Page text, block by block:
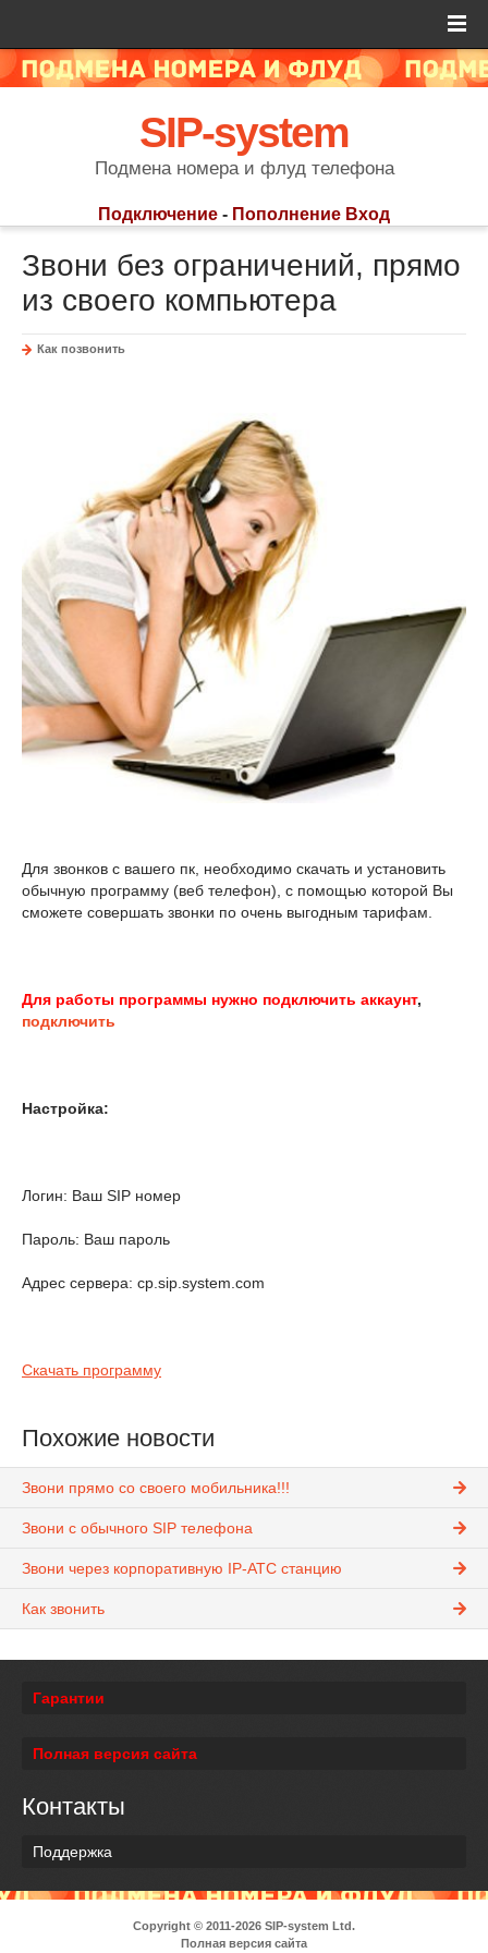
SIP-system
Подмена номера и флуд телефона
Подключение - Пополнение Вход
Звони без ограничений, прямо
из своего компьютера
Как позвонить
Для звонков с вашего пк, необходимо скачать и установить
обычную программу (веб телефон), с помощью которой Вы
сможете совершать звонки по очень выгодным тарифам.
Для работы программы нужно подключить аккаунт,
подключить
Настройка:
Логин: Ваш SIP номер
Пароль: Ваш пароль
Адрес сервера: cp.sip.system.com
Скачать программу
Похожие новости
Звони прямо со своего мобильника!!!
Звони с обычного SIP телефона
Звони через корпоративную IP-ATC станцию
Как звонить
Гарантии
Полная версия сайта
Контакты
Поддержка
Copyright © 2011-2026 SIP-system Ltd.
Полная версия сайта